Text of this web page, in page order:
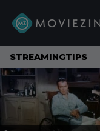
STREAMINGTIPS